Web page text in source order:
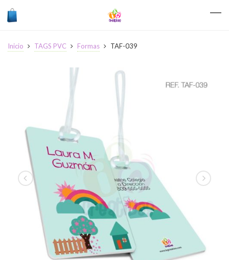
Inicio TAGS PVC Formas TAF-039